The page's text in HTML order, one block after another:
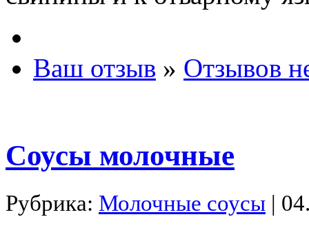
Ваш отзыв » Отзывов
Соусы молочные
Рубрика: Молочные соусы |